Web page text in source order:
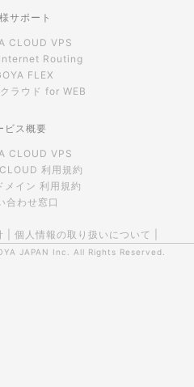
サポート
CLOUD VPS
Routing
FLEX
ラウド for WEB
ビス概要
CLOUD VPS
利用規約
メイン 利用規約
合わせ窓口
個人情報の取り扱いについて
JAPAN Inc. All Rights Reserved.